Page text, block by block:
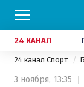
24 КАНАЛ
24 канал Спорт
3 ноября, 13:35